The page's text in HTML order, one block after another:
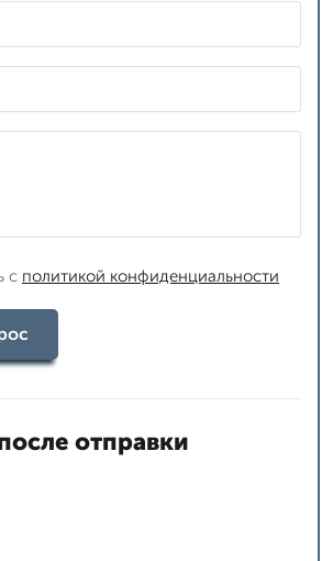
с политикой конфиденциальности
отправки